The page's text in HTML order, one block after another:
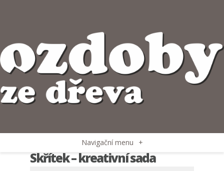
Navigační menu +
Skřítek – kreativní sada